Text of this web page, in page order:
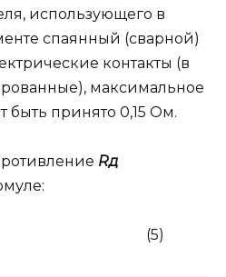
использующего в
спаянный (сварной)
контакты (в
максимальное
быть принято 0,15 Ом.
Rд
(5)